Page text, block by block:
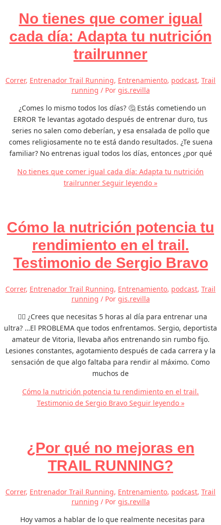
No tienes que comer igual
cada día: Adapta tu nutrición
trailrunner
Correr, Entrenador Trail Running, Entrenamiento, podcast, Trail
running / Por gis.revilla
¿Comes lo mismo todos los días? 🤔 Estás cometiendo un
ERROR Te levantas agotado después de entrenar duro, tus
series no salen como deberían, y esa ensalada de pollo que
comes religiosamente no te está dando resultados. ¿Te suena
familiar? No entrenas igual todos los días, entonces ¿por qué
No tienes que comer igual cada día: Adapta tu nutrición
trailrunner Seguir leyendo »
Cómo la nutrición potencia tu
rendimiento en el trail.
Testimonio de Sergio Bravo
Correr, Entrenador Trail Running, Entrenamiento, podcast, Trail
running / Por gis.revilla
🏃‍♂️ ¿Crees que necesitas 5 horas al día para entrenar una
ultra? …El PROBLEMA que todos enfrentamos. Sergio, deportista
amateur de Vitoria, llevaba años entrenando sin rumbo fijo.
Lesiones constantes, agotamiento después de cada carrera y la
sensación de que algo faltaba para rendir al máximo. Como
muchos de
Cómo la nutrición potencia tu rendimiento en el trail.
Testimonio de Sergio BravoSeguir leyendo »
¿Por qué no mejoras en
TRAIL RUNNING?
Correr, Entrenador Trail Running, Entrenamiento, podcast, Trail
running / Por gis.revilla
Hoy vamos a hablar de lo que realmente necesitas para